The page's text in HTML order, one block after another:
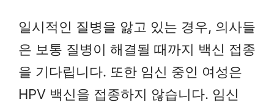
일시적인 질병을 앓고 있는 경우, 의사들
은 보통 질병이 해결될 때까지 백신 접종
을 기다립니다. 또한 임신 중인 여성은
HPV 백신을 접종하지 않습니다. 임신